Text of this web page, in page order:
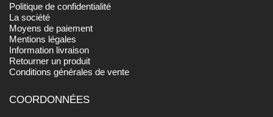
Politique de confidentialité
La société
Moyens de paiement
Mentions légales
Information livraison
Retourner un produit
Conditions générales de vente
COORDONNÉES